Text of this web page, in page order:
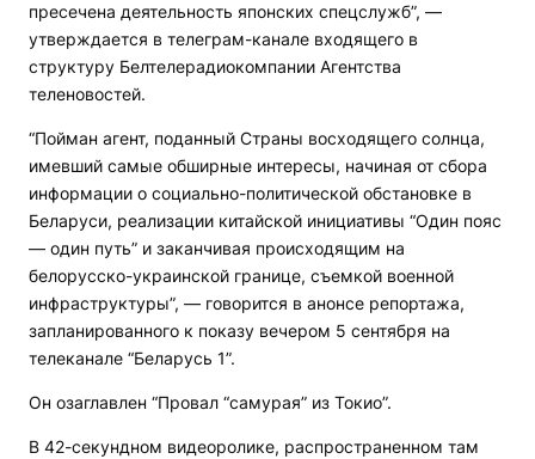
пресечена деятельность японских спецслужб”, —
утверждается в телеграм-канале входящего в
структуру Белтелерадиокомпании Агентства
теленовостей.
“Пойман агент, поданный Страны восходящего солнца,
имевший самые обширные интересы, начиная от сбора
информации о социально-политической обстановке в
Беларуси, реализации китайской инициативы “Один пояс
— один путь” и заканчивая происходящим на
белорусско-украинской границе, съемкой военной
инфраструктуры”, — говорится в анонсе репортажа,
запланированного к показу вечером 5 сентября на
телеканале “Беларусь 1”.
Он озаглавлен “Провал “самурая” из Токио”.
В 42-секундном видеоролике, распространенном там